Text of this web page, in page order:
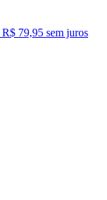
R$ 79,95 sem juros